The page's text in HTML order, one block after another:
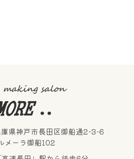
県神戸市長田区御船通2-3-6
メーラ御船102